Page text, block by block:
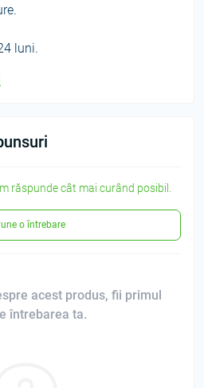
luni.
răspunde cât mai curând posibil.
o întrebare
acest produs, fii primul
întrebarea ta.